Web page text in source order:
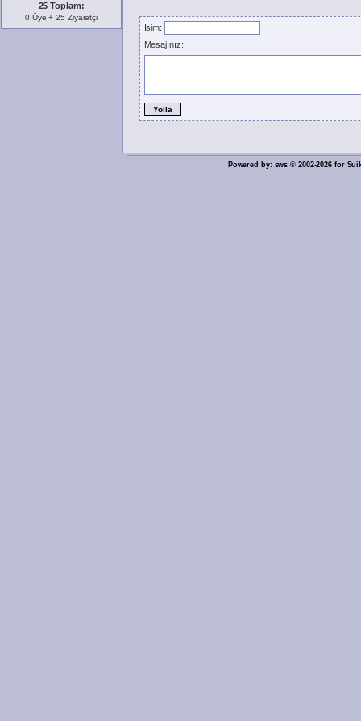
25 Toplam:
0 Üye + 25 Ziyaretçi
İsim:
Mesajınız:
Powered by: sws © 2002-2026 for